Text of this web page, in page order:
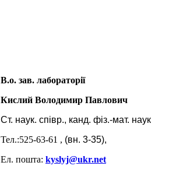
В.о. зав. лабораторії
Кислий Володимир Павлович
Ст. наук. співр., канд. фіз.-мат. наук
Тел.:525-63-61 , (вн. 3-35),
Ел. пошта: kyslyj@ukr.net